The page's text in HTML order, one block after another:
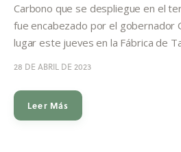
Carbono que se despliegue en el
fue encabezado por el gobernador
lugar este jueves en la Fábrica de
28 DE ABRIL DE 2023
Leer Más